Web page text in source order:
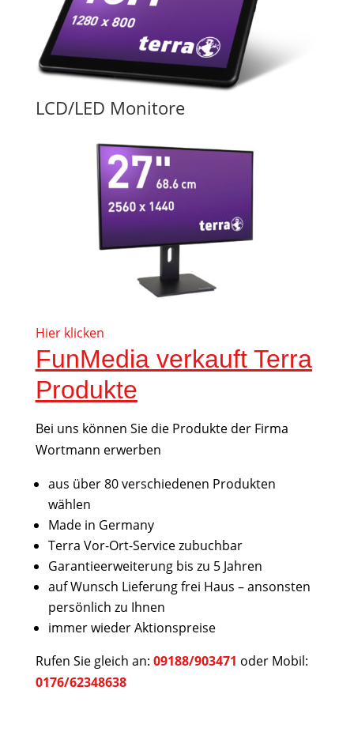
LCD/LED Monitore
Hier klicken
FunMedia verkauft Terra
Produkte
Bei uns können Sie die Produkte der Firma
Wortmann erwerben
aus über 80 verschiedenen Produkten
wählen
Made in Germany
Terra Vor-Ort-Service zubuchbar
Garantieerweiterung bis zu 5 Jahren
auf Wunsch Lieferung frei Haus – ansonsten
persönlich zu Ihnen
immer wieder Aktionspreise
Rufen Sie gleich an: 09188/903471 oder Mobil:
0176/62348638